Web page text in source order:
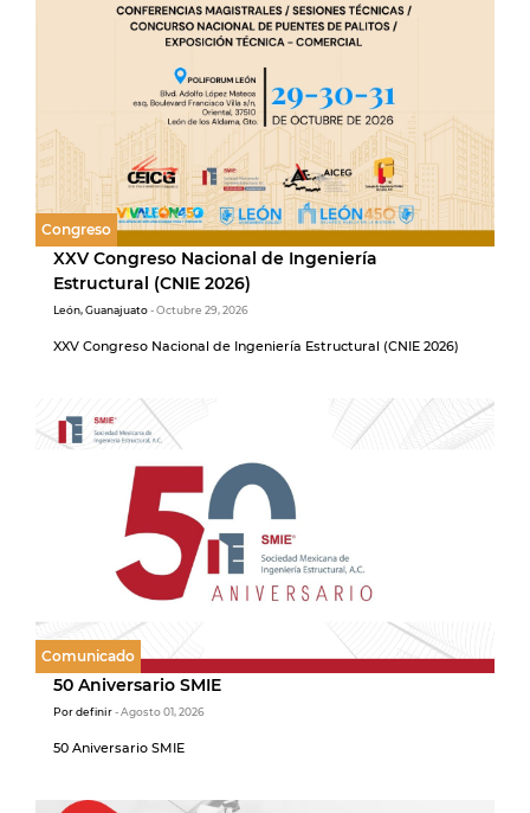
Congreso
XXV Congreso Nacional de Ingeniería
Estructural (CNIE 2026)
León, Guanajuato- Octubre 29, 2026
XXV Congreso Nacional de Ingeniería Estructural (CNIE 2026)
Comunicado
50 Aniversario SMIE
Por definir- Agosto 01, 2026
50 Aniversario SMIE